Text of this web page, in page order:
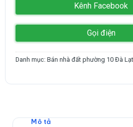
Kênh Facebook
Gọi điện
Danh mục:Bán nhà đất phường 10 Đà Lạt
Mô tả